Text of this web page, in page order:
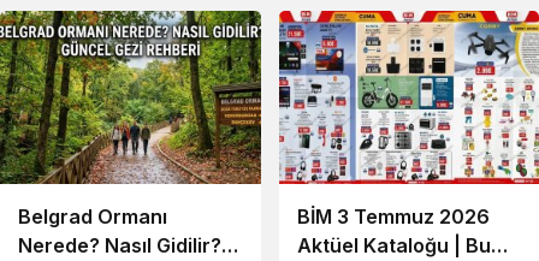
Belgrad Ormanı
Nerede? Nasıl Gidilir?
BİM 3 Temmuz 2026
Aktüel Kataloğu | Bu